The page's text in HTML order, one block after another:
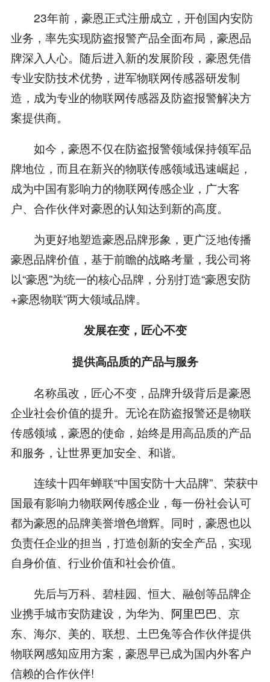
23年前，豪恩正式注册成立，开创国内安防
业务，率先实现防盗报警产品全面布局，豪恩品
牌深入人心。随后进入新的发展阶段，豪恩凭借
专业安防技术优势，进军物联网传感器研发制
造，成为专业的物联网传感器及防盗报警解决方
案提供商。
如今，豪恩不仅在防盗报警领域保持领军品
牌地位，而且在新兴的物联传感领域迅速崛起，
成为中国有影响力的物联网传感企业，广大客
户、合作伙伴对豪恩的认知达到新的高度。
为更好地塑造豪恩品牌形象，更广泛地传播
豪恩品牌价值，基于前瞻的战略考量，我公司将
以“豪恩”为统一的核心品牌，分别打造“豪恩安防
+豪恩物联”两大领域品牌。
发展在变，匠心不变
提供高品质的产品与服务
名称虽改，匠心不变，品牌升级背后是豪恩
企业社会价值的提升。无论在防盗报警还是物联
传感领域，豪恩的使命，始终是用高品质的产品
和服务，让世界更加安全、和谐。
连续十四年蝉联“中国安防十大品牌”、荣获中
国最有影响力物联网传感企业，每一份社会认可
都为豪恩的品牌美誉增色增辉。同时，豪恩也以
负责任企业的担当，打造创新的安全产品，实现
自身价值、行业价值和社会价值。
先后与万科、碧桂园、恒大、融创等品牌企
业携手城市安防建设，为华为、 阿里巴巴、京
东、海尔、美的、联想、土巴兔等合作伙伴提供
物联网感知应用方案，豪恩早已成为国内外客户
信赖的合作伙伴!